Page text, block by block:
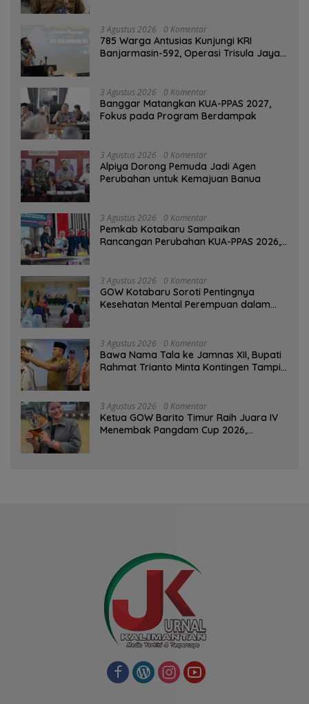
3 Agustus 2026 0 Komentar
785 Warga Antusias Kunjungi KRI
Banjarmasin-592, Operasi Trisula Jaya
3 Agustus 2026 0 Komentar
‎Banggar Matangkan KUA-PPAS 2027,
Fokus pada Program Berdampak
3 Agustus 2026 0 Komentar
‎Alpiya Dorong Pemuda Jadi Agen
Perubahan untuk Kemajuan Banua ‎
3 Agustus 2026 0 Komentar
Pemkab Kotabaru Sampaikan
Rancangan Perubahan KUA-PPAS 2026,
3 Agustus 2026 0 Komentar
GOW Kotabaru Soroti Pentingnya
Kesehatan Mental Perempuan dalam
3 Agustus 2026 0 Komentar
Bawa Nama Tala ke Jamnas XII, Bupati
Rahmat Trianto Minta Kontingen Tampil
3 Agustus 2026 0 Komentar
Ketua GOW Barito Timur Raih Juara IV
Menembak Pangdam Cup 2026,